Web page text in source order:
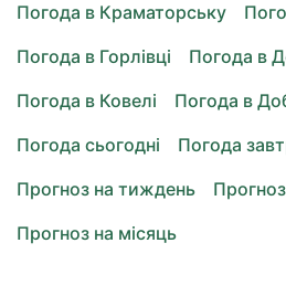
Погода в Краматорську
Погода в Горлівці
Погода в
Погода в Ковелі
Погода в
Погода сьогодні
Погода
Прогноз на тиждень
Прогноз на місяць